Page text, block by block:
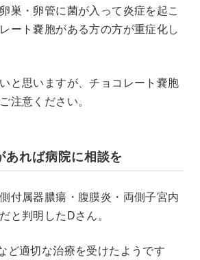
巣・卵管に菌が入って炎症を起こ
ート嚢胞がある方の方が重症化し
と思いますが、チョコレート嚢胞
注意ください。
あれば病院に相談を
付属器膿瘍・腹膜炎・両側子宮内
と判明したDさん。
ど適切な治療を受けたようです